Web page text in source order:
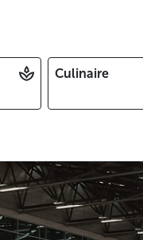
Culinaire